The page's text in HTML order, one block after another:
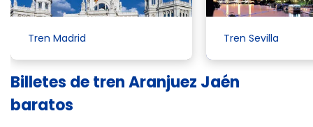
Tren Madrid Tren Sevilla
Billetes de tren Aranjuez Jaén
baratos